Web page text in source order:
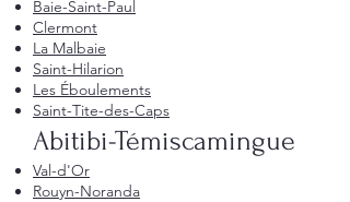
Baie-Saint-Paul
Clermont
La Malbaie
Saint-Hilarion
Les Éboulements
Saint-Tite-des-Caps
Abitibi-Témiscamingue
Val-d'Or
Rouyn-Noranda